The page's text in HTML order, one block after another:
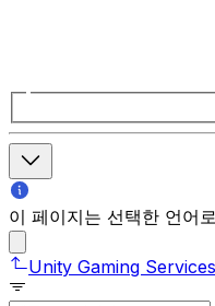
이 페이지는 선택한 언어
Unity Gaming